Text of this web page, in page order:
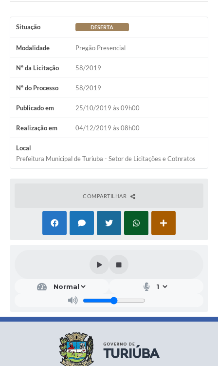
Situação DESERTA
Modalidade Pregão Presencial
Nº da Licitação 58/2019
Nº do Processo 58/2019
Publicado em 25/10/2019 às 09h00
Realização em 04/12/2019 às 08h00
Local
Prefeitura Municipal de Turiuba - Setor de Licitações e Cotnratos
COMPARTILHAR